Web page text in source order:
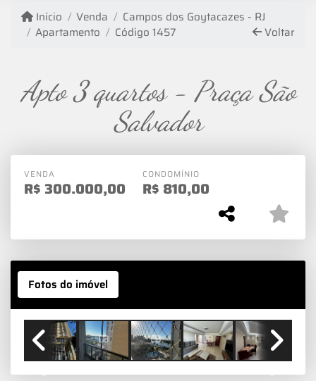
Início Venda
Campos dos Goytacazes - RJ
Apartamento
Código 1457 Voltar
Apto 3 quartos - Praça São
Salvador
VENDA
R$ 300.000,00
CONDOMÍNIO
R$ 810,00
Fotos do imóvel
Previous Next